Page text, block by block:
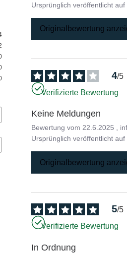
Ursprünglich veröffentlicht auf
Originalbewertung
4/5
Verifizierte Bewertung
Keine Meldungen
Bewertung vom 22.6.2025 ,
Ursprünglich veröffentlicht auf
Originalbewertung
5/5
Verifizierte Bewertung
In Ordnung